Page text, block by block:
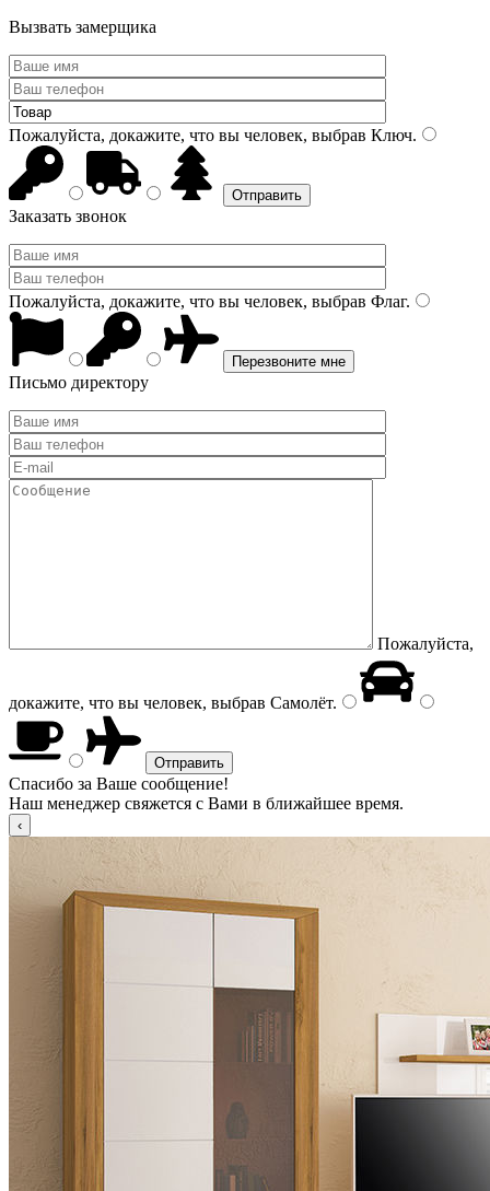
Вызвать замерщика
Пожалуйста, докажите, что вы человек, выбрав Ключ.
Заказать звонок
Пожалуйста, докажите, что вы человек, выбрав Флаг.
Письмо директору
Пожалуйста,
докажите, что вы человек, выбрав Самолёт.
Спасибо за Ваше сообщение!
Наш менеджер свяжется с Вами в ближайшее время.